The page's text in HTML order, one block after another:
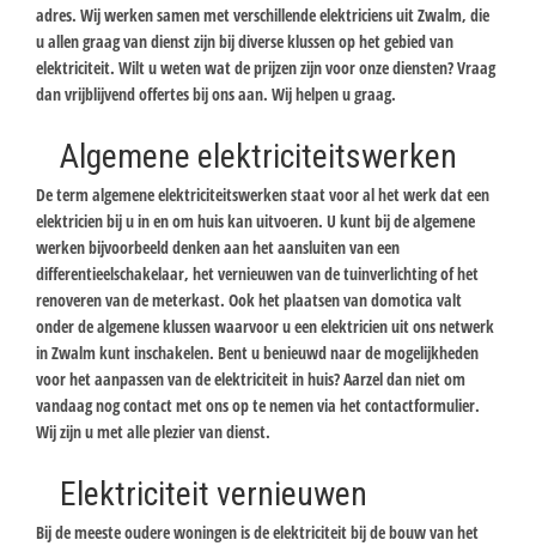
adres. Wij werken samen met verschillende elektriciens uit Zwalm, die
u allen graag van dienst zijn bij diverse klussen op het gebied van
elektriciteit. Wilt u weten wat de prijzen zijn voor onze diensten? Vraag
dan vrijblijvend offertes bij ons aan. Wij helpen u graag.
Algemene elektriciteitswerken
De term algemene elektriciteitswerken staat voor al het werk dat een
elektricien bij u in en om huis kan uitvoeren. U kunt bij de algemene
werken bijvoorbeeld denken aan het aansluiten van een
differentieelschakelaar, het vernieuwen van de tuinverlichting of het
renoveren van de meterkast. Ook het plaatsen van domotica valt
onder de algemene klussen waarvoor u een elektricien uit ons netwerk
in Zwalm kunt inschakelen. Bent u benieuwd naar de mogelijkheden
voor het aanpassen van de elektriciteit in huis? Aarzel dan niet om
vandaag nog contact met ons op te nemen via het contactformulier.
Wij zijn u met alle plezier van dienst.
Elektriciteit vernieuwen
Bij de meeste oudere woningen is de elektriciteit bij de bouw van het